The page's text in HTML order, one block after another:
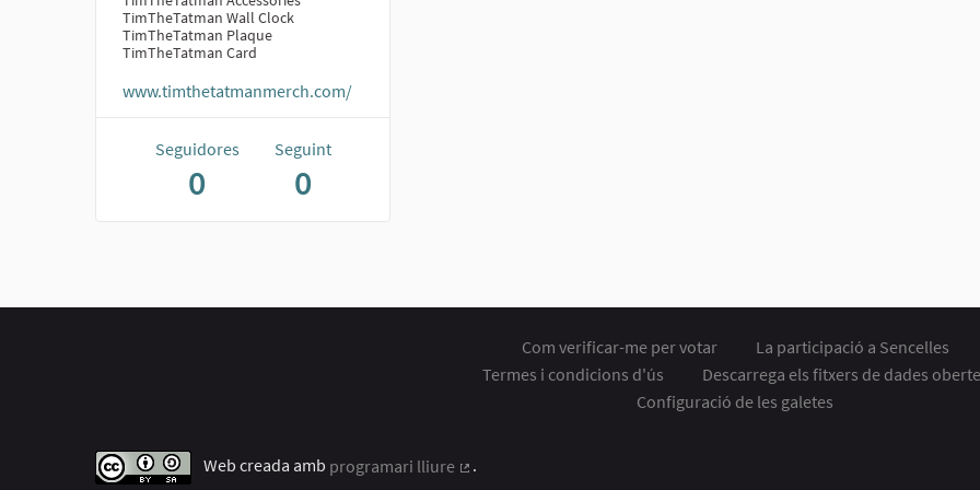
TimTheTatman Wall Clock
TimTheTatman Plaque
TimTheTatman Card
www.timthetatmanmerch.com/
Seguidores
0
Seguint
0
Com verificar-me per votar
La participació a Sencelles
Termes i condicions d'ús
Descarrega els fitxers de dades
Configuració de les galetes
Web creada amb programari lliure
.